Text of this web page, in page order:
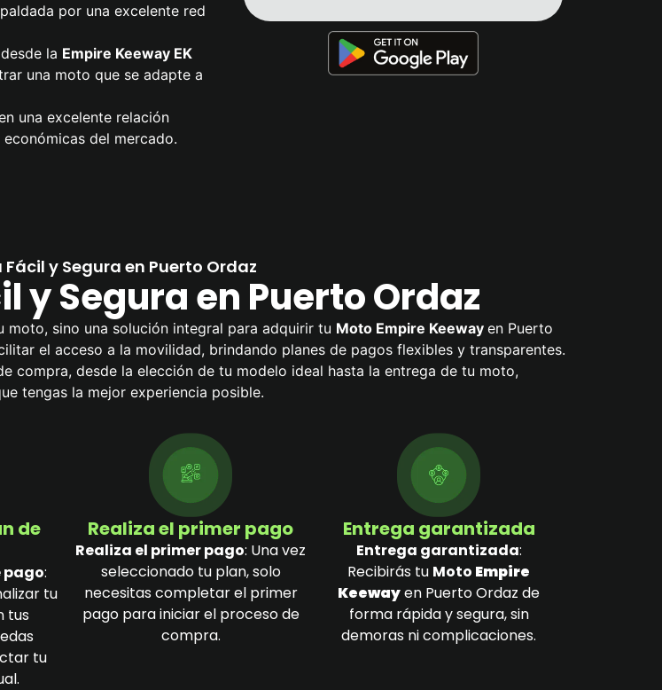
por una excelente red
la Empire Keeway EK
una moto que se adapte a
una excelente relación
del mercado.
y Segura en Puerto Ordaz
y Segura en Puerto Ordaz
sino una solución integral para adquirir tu Moto Empire Keeway en Puerto
el acceso a la movilidad, brindando planes de pagos flexibles y transparentes.
compra, desde la elección de tu modelo ideal hasta la entrega de tu moto,
tengas la mejor experiencia posible.
de
pago:
tu
tus
tu
Realiza el primer pago
Realiza el primer pago: Una vez
seleccionado tu plan, solo
necesitas completar el primer
pago para iniciar el proceso de
compra.
Entrega garantizada
Entrega garantizada:
Recibirás tu Moto Empire
Keewayen Puerto Ordaz de
forma rápida y segura, sin
demoras ni complicaciones.